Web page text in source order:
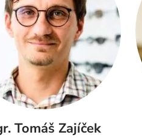
Tomáš Zajíček